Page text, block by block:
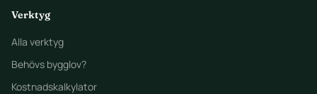
Verktyg
Alla verktyg
Behövs bygglov?
Kostnadskalkylator